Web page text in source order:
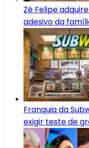
Zé Felipe
adesivo da
Franquia da
exigir teste de